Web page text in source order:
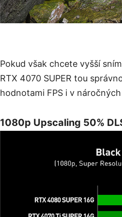
Pokud však chcete vyšší
RTX 4070 SUPER tou
hodnotami FPS i v
1080p Upscaling 50%